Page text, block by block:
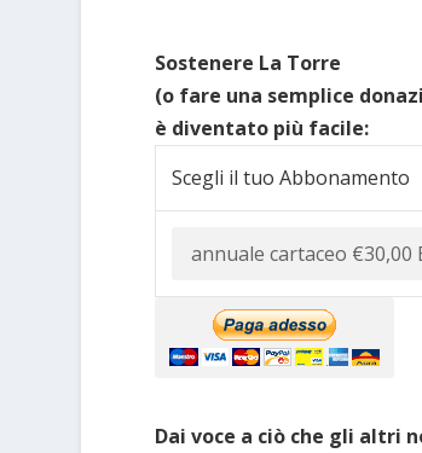
Sostenere La Torre
(o fare una semplice
è diventato più facile:
Scegli il tuo Abbonamento
Dai voce a ciò che gli altri